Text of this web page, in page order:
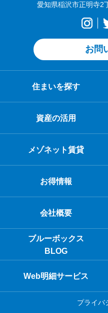
愛知県稲沢市正明寺2
お問
住まいを探す
資産の活用
メゾネット賃貸
お得情報
会社概要
ブルーボックス
BLOG
Web明細サービス
プライバ